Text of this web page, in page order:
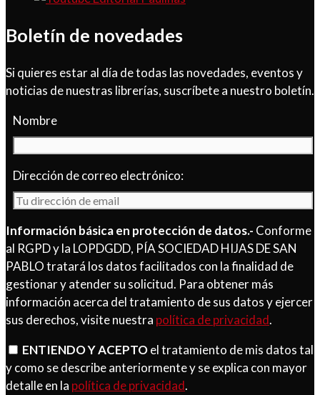
Boletín de novedades
Si quieres estar al día de todas las novedades, eventos y
noticias de nuestras librerías, suscríbete a nuestro boletín.
Nombre
Dirección de correo electrónico:
Información básica en protección de datos.- Conforme
al RGPD y la LOPDGDD, PÍA SOCIEDAD HIJAS DE SAN
PABLO tratará los datos facilitados con la finalidad de
gestionar y atender su solicitud. Para obtener más
información acerca del tratamiento de sus datos y ejercer
sus derechos, visite nuestra política de privacidad.
ENTIENDO Y ACEPTOel tratamiento de mis datos tal
y como se describe anteriormente y se explica con mayor
detalle en la política de privacidad.